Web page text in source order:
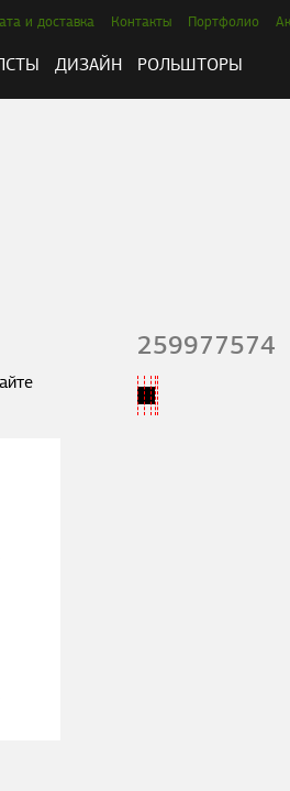
и доставка Контакты Портфолио
ДИЗАЙН РОЛЬШТОРЫ
259977574